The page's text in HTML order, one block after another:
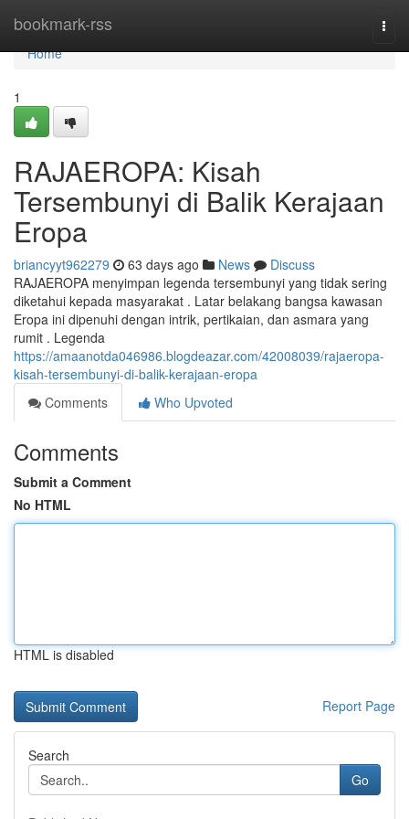
bookmark-rss
Home
Home
1
RAJAEROPA: Kisah
Tersembunyi di Balik Kerajaan
Eropa
briancyyt962279 63 days ago News
Discuss
RAJAEROPA menyimpan legenda tersembunyi yang tidak sering
diketahui kepada masyarakat . Latar belakang bangsa kawasan
Eropa ini dipenuhi dengan intrik, pertikaian, dan asmara yang
rumit . Legenda
https://amaanotda046986.blogdeazar.com/42008039/rajaeropa-
kisah-tersembunyi-di-balik-kerajaan-eropa
Comments
Who Upvoted
Comments
Submit a Comment
No HTML
HTML is disabled
Report Page
Search
Go